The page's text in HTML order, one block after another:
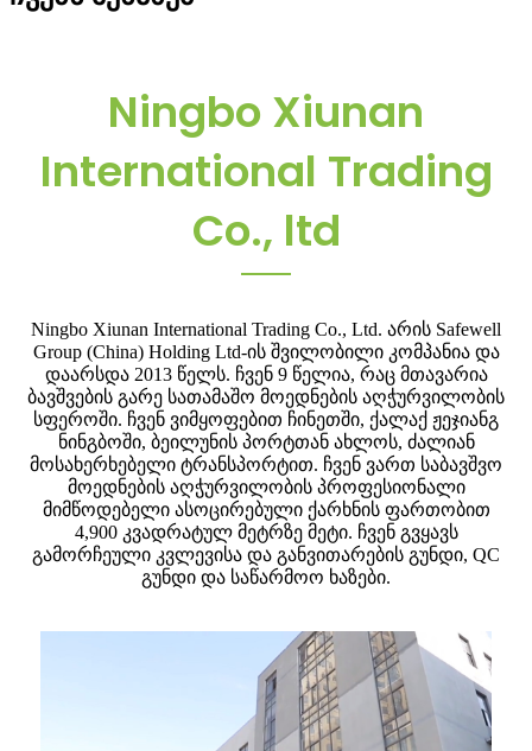
Ningbo Xiunan
International Trading
Co., ltd
Ningbo Xiunan International Trading Co., Ltd. არის Safewell
Group (China) Holding Ltd-ის შვილობილი კომპანია და
დაარსდა 2013 წელს. ჩვენ 9 წელია, რაც მთავარია
ბავშვების გარე სათამაშო მოედნების აღჭურვილობის
სფეროში. ჩვენ ვიმყოფებით ჩინეთში, ქალაქ ჟეჯიანგ
ნინგბოში, ბეილუნის პორტთან ახლოს, ძალიან
მოსახერხებელი ტრანსპორტით. ჩვენ ვართ საბავშვო
მოედნების აღჭურვილობის პროფესიონალი
მიმწოდებელი ასოცირებული ქარხნის ფართობით
4,900 კვადრატულ მეტრზე მეტი. ჩვენ გვყავს
გამორჩეული კვლევისა და განვითარების გუნდი, QC
გუნდი და საწარმოო ხაზები.